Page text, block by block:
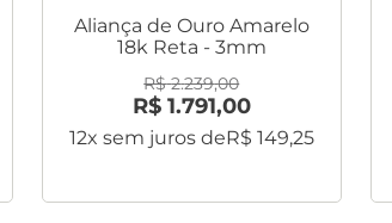
Aliança de Ouro Amarelo
18k Reta - 3mm
R$ 2.239,00
R$ 1.791,00
12x sem juros deR$ 149,25